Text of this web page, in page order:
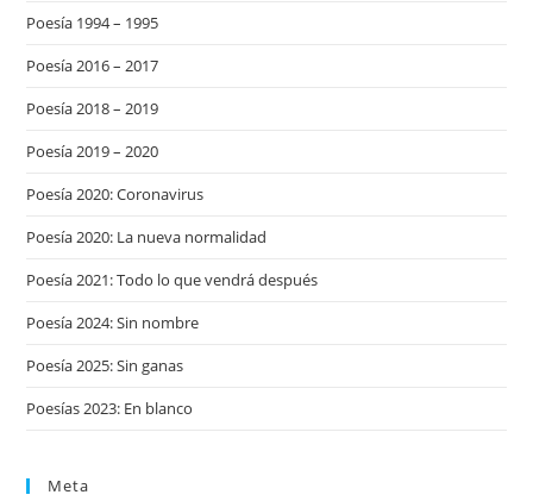
Poesía 1994 – 1995
Poesía 2016 – 2017
Poesía 2018 – 2019
Poesía 2019 – 2020
Poesía 2020: Coronavirus
Poesía 2020: La nueva normalidad
Poesía 2021: Todo lo que vendrá después
Poesía 2024: Sin nombre
Poesía 2025: Sin ganas
Poesías 2023: En blanco
Meta